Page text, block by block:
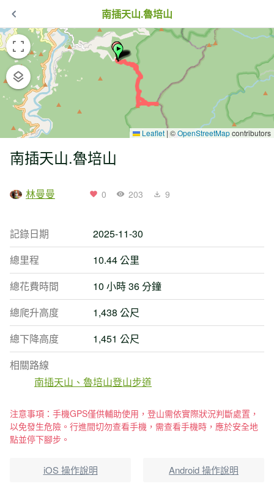
南插天山.魯培山
Leaflet | ©OpenStreetMapcontributors
南插天山.魯培山
林曼曼 0 203 9
記錄日期
2025-11-30
總里程
10.44 公里
總花費時間
10 小時 36 分鐘
總爬升高度
1,438 公尺
總下降高度
1,451 公尺
相關路線
南插天山、魯培山登山步道
注意事項：手機GPS僅供輔助使用，登山需依實際狀況判斷處置，
以免發生危險。行進間切勿查看手機，需查看手機時，應於安全地
點並停下腳步。
iOS 操作說明 Android 操作說明